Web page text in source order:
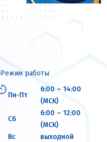
Режим работы
Пн-Пт
6:00 – 14:00
(МСК)
Сб
6:00 – 12:00
(МСК)
Вс
выходной